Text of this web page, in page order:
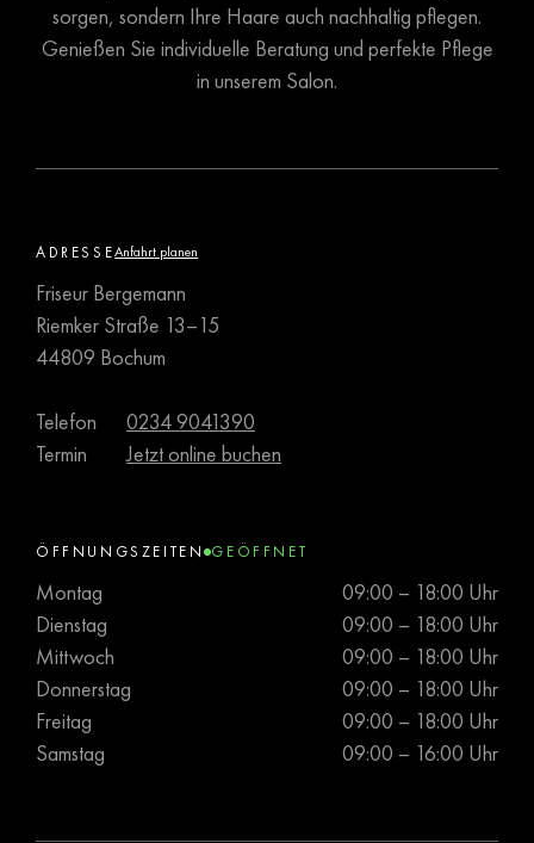
sorgen, sondern Ihre Haare auch nachhaltig pflegen.
Genießen Sie individuelle Beratung und perfekte Pflege
in unserem Salon.
ADRESSEAnfahrt planen
Friseur Bergemann
Riemker Straße 13–15
44809 Bochum
Telefon
0234 9041390
Termin
Jetzt online buchen
ÖFFNUNGSZEITEN GEÖFFNET
Montag
09:00 – 18:00 Uhr
Dienstag
09:00 – 18:00 Uhr
Mittwoch
09:00 – 18:00 Uhr
Donnerstag
09:00 – 18:00 Uhr
Freitag
09:00 – 18:00 Uhr
Samstag
09:00 – 16:00 Uhr